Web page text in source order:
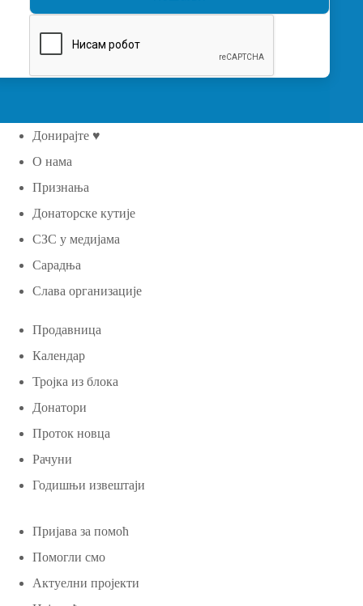
Донирајте ♥
О нама
Признања
Донаторске кутије
СЗС у медијама
Сарадња
Слава организације
Продавница
Календар
Тројка из блока
Донатори
Проток новца
Рачуни
Годишњи извештаји
Пријава за помоћ
Помогли смо
Актуелни пројекти